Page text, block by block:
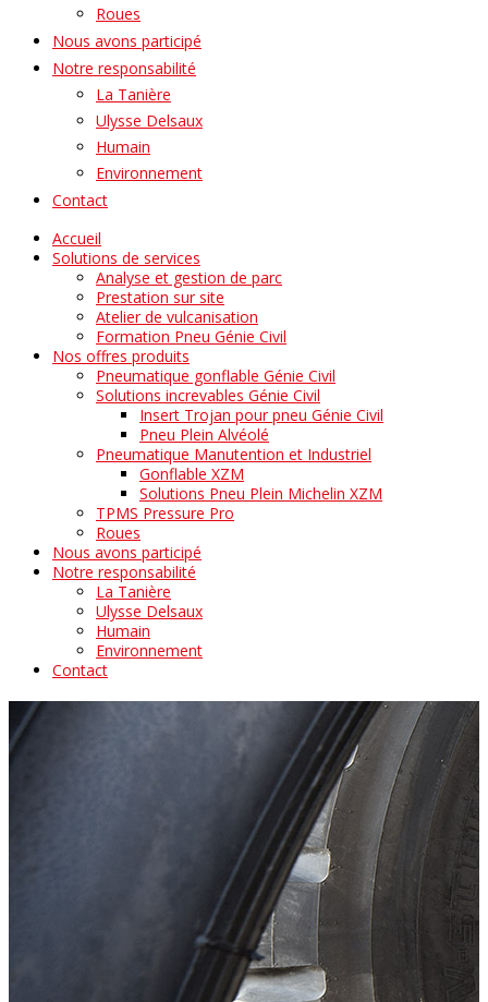
Roues
Nous avons participé
Notre responsabilité
La Tanière
Ulysse Delsaux
Humain
Environnement
Contact
Accueil
Solutions de services
Analyse et gestion de parc
Prestation sur site
Atelier de vulcanisation
Formation Pneu Génie Civil
Nos offres produits
Pneumatique gonflable Génie Civil
Solutions increvables Génie Civil
Insert Trojan pour pneu Génie Civil
Pneu Plein Alvéolé
Pneumatique Manutention et Industriel
Gonflable XZM
Solutions Pneu Plein Michelin XZM
TPMS Pressure Pro
Roues
Nous avons participé
Notre responsabilité
La Tanière
Ulysse Delsaux
Humain
Environnement
Contact